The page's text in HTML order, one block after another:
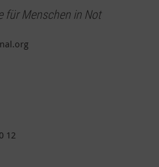
für Menschen in Not
12